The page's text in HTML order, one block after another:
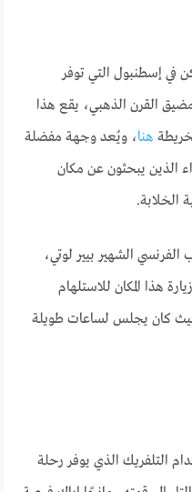
في إسطنبول التي توفر
القرن الذهبي، يقع هذا
هنا، ويُعد وجهة مفضلة
الذين يبحثون عن مكان
الخلابة.
الشهير بيير لوتي،
هذا المكان للاستلهام
حيث كان يجلس لساعات طويلة
التلفريك الذي يوفر رحلة